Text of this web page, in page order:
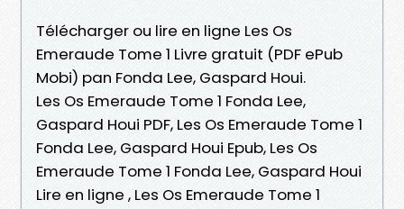
Télécharger ou lire en ligne Les Os
Emeraude Tome 1 Livre gratuit (PDF ePub
Mobi) pan Fonda Lee, Gaspard Houi.
Les Os Emeraude Tome 1 Fonda Lee,
Gaspard Houi PDF, Les Os Emeraude Tome 1
Fonda Lee, Gaspard Houi Epub, Les Os
Emeraude Tome 1 Fonda Lee, Gaspard Houi
Lire en ligne , Les Os Emeraude Tome 1